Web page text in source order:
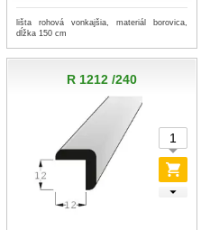
lišta rohová vonkajšia, materiál borovica,
dĺžka 150 cm
R 1212 /240